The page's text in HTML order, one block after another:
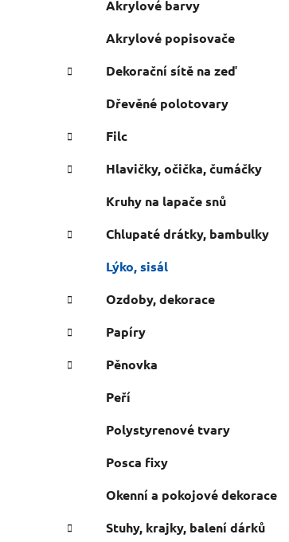
n
a
e
e
Akrylové barvy
Akrylové popisovače
Dekorační sítě na zeď
Dřevěné polotovary
Filc
Hlavičky, očička, čumáčky
Kruhy na lapače snů
Chlupaté drátky, bambulky
Lýko, sisál
Ozdoby, dekorace
Papíry
Pěnovka
Peří
Polystyrenové tvary
Posca fixy
Okenní a pokojové dekorace
Stuhy, krajky, balení dárků